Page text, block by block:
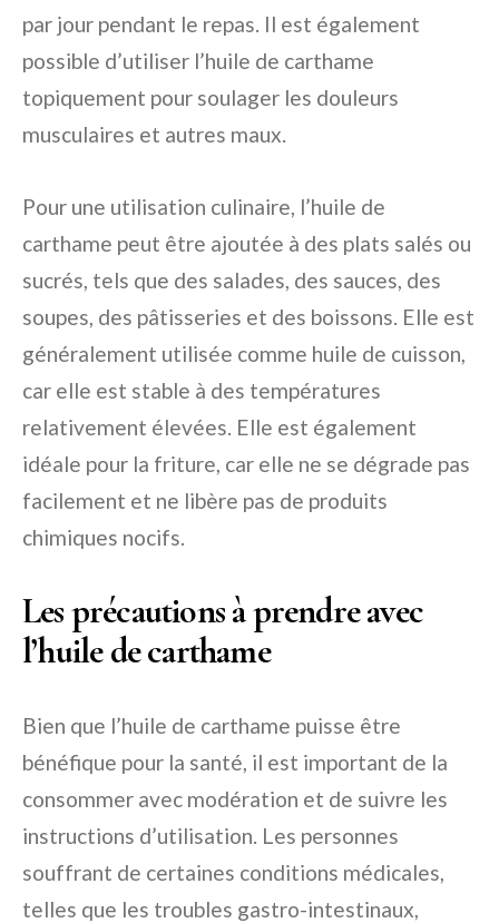
par jour pendant le repas. Il est également
possible d’utiliser l’huile de carthame
topiquement pour soulager les douleurs
musculaires et autres maux.
Pour une utilisation culinaire, l’huile de
carthame peut être ajoutée à des plats salés ou
sucrés, tels que des salades, des sauces, des
soupes, des pâtisseries et des boissons. Elle est
généralement utilisée comme huile de cuisson,
car elle est stable à des températures
relativement élevées. Elle est également
idéale pour la friture, car elle ne se dégrade pas
facilement et ne libère pas de produits
chimiques nocifs.
Les précautions à prendre avec
l’huile de carthame
Bien que l’huile de carthame puisse être
bénéfique pour la santé, il est important de la
consommer avec modération et de suivre les
instructions d’utilisation. Les personnes
souffrant de certaines conditions médicales,
telles que les troubles gastro-intestinaux,